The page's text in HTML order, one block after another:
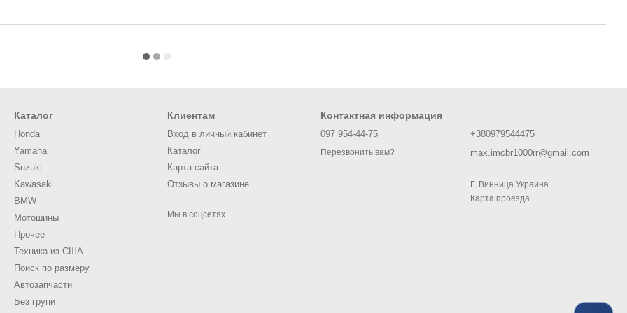
Каталог
Honda
Yamaha
Suzuki
Kawasaki
BMW
Мотошины
Прочее
Техника из США
Поиск по размеру
Автозапчасти
Без групи
Клиентам
Вход в личный кабинет
Каталог
Карта сайта
Отзывы о магазине
Мы в соцсетях
Контактная информация
097 954-44-75
Перезвонить вам?
+380979544475
max.imcbr1000rr@gmail.com
Г. Винница Украина
Карта проезда